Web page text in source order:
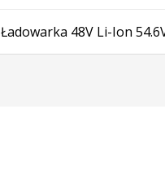
Ładowarka 48V Li-Ion